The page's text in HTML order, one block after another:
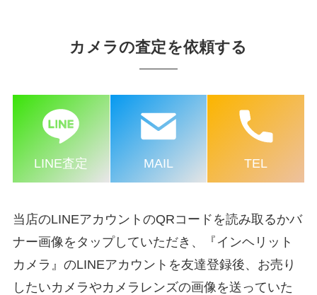
カメラの査定を依頼する
LINE査定 MAIL TEL
当店のLINEアカウントのQRコードを読み取るかバ
ナー画像をタップしていただき、『インヘリット
カメラ』のLINEアカウントを友達登録後、お売り
したいカメラやカメラレンズの画像を送っていた